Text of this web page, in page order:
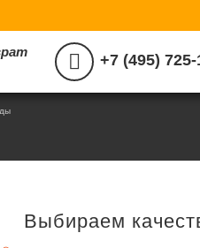
 +7 (495)
Выбираем